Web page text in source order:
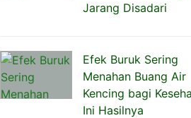
Jarang Disadari
Efek Buruk Sering
Menahan Buang Air
Kencing bagi
Ini Hasilnya